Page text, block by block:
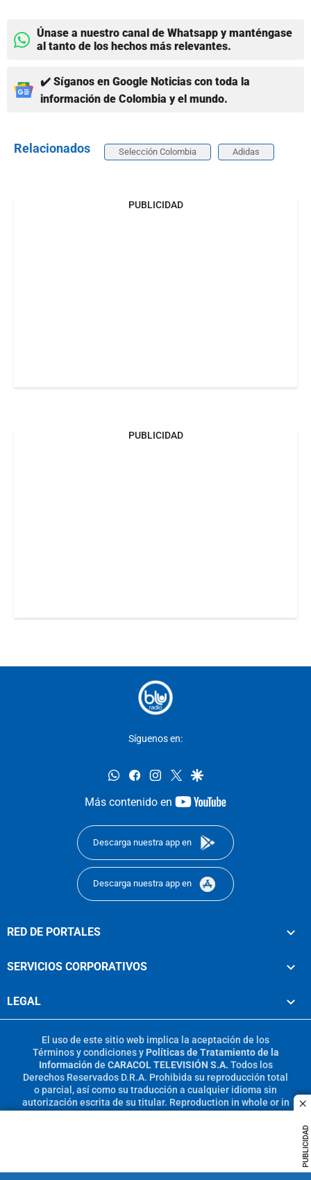
PUBLICIDAD
Únase a nuestro canal de Whatsapp y manténgase
al tanto de los hechos más relevantes.
✔️ Síganos en Google Noticias con toda la
información de Colombia y el mundo.
Relacionados Selección Colombia Adidas
PUBLICIDAD
PUBLICIDAD
Síguenos en:
whatsappfacebookinstagram
twittergoogle
Más contenido en
youtube-
Descarga nuestra app en
Descarga nuestra app en
RED DE PORTALES
SERVICIOS CORPORATIVOS
LEGAL
El uso de este sitio web implica la aceptación de los
Términos y condicionesy Políticas de Tratamiento de la
Información de CARACOL TELEVISIÓN S.A. Todos los
Derechos Reservados D.R.A. Prohibida su reproducción total
o parcial, así como su traducción a cualquier idioma sin
autorización escrita de su titular. Reproduction in whole or in